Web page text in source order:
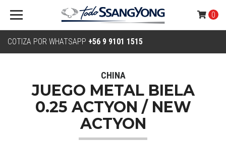
COTIZA POR WHATSAPP +56 9 9101 1515
0
CHINA
JUEGO METAL BIELA
0.25 ACTYON / NEW
ACTYON